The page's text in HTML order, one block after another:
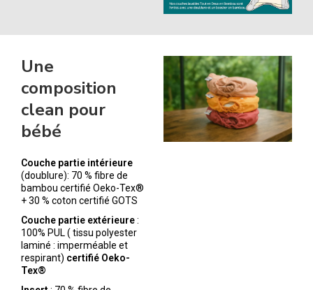
Une
composition
clean pour
bébé
Couche partie intérieure
(doublure): 70 % fibre de
bambou certifié Oeko-Tex®
+ 30 % coton certifié GOTS
Couche partie extérieure:
100% PUL ( tissu polyester
laminé : imperméable et
respirant) certifié Oeko-
Tex®